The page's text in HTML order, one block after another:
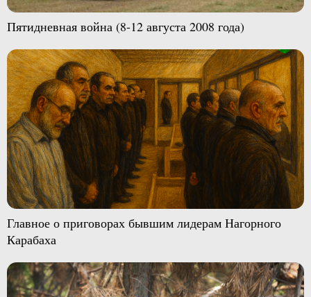
Пятидневная война (8-12 августа 2008 года)
Главное о приговорах бывшим лидерам Нагорного
Карабаха